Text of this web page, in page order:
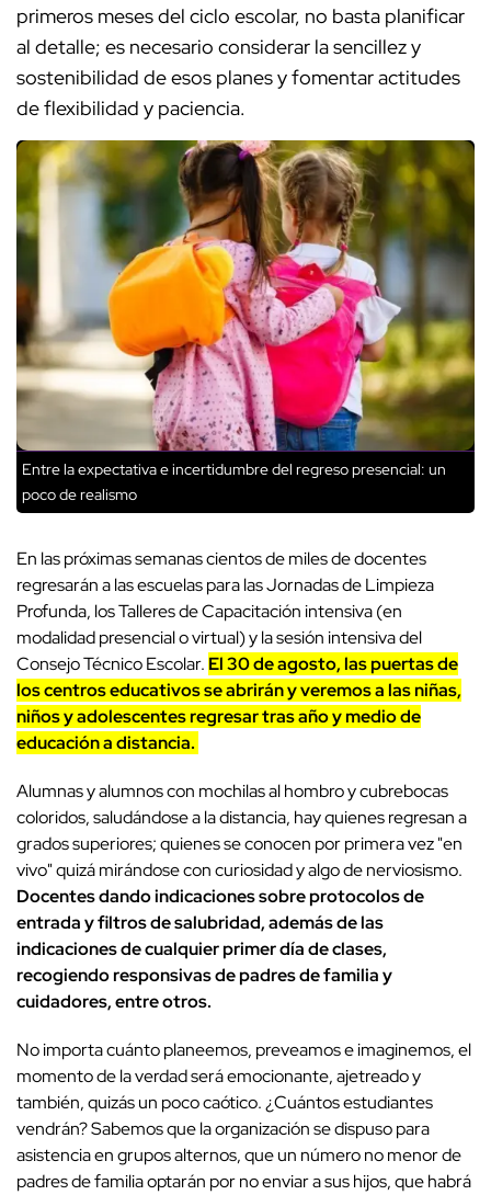
primeros meses del ciclo escolar, no basta planificar
al detalle; es necesario considerar la sencillez y
sostenibilidad de esos planes y fomentar actitudes
de flexibilidad y paciencia.
Entre la expectativa e incertidumbre del regreso presencial: un
poco de realismo
En las próximas semanas cientos de miles de docentes
regresarán a las escuelas para las Jornadas de Limpieza
Profunda, los Talleres de Capacitación intensiva (en
modalidad presencial o virtual) y la sesión intensiva del
Consejo Técnico Escolar. El 30 de agosto, las puertas de
los centros educativos se abrirán y veremos a las niñas,
niños y adolescentes regresar tras año y medio de
educación a distancia.
Alumnas y alumnos con mochilas al hombro y cubrebocas
coloridos, saludándose a la distancia, hay quienes regresan a
grados superiores; quienes se conocen por primera vez "en
vivo" quizá mirándose con curiosidad y algo de nerviosismo.
Docentes dando indicaciones sobre protocolos de
entrada y filtros de salubridad, además de las
indicaciones de cualquier primer día de clases,
recogiendo responsivas de padres de familia y
cuidadores, entre otros.
No importa cuánto planeemos, preveamos e imaginemos, el
momento de la verdad será emocionante, ajetreado y
también, quizás un poco caótico. ¿Cuántos estudiantes
vendrán? Sabemos que la organización se dispuso para
asistencia en grupos alternos, que un número no menor de
padres de familia optarán por no enviar a sus hijos, que habrá